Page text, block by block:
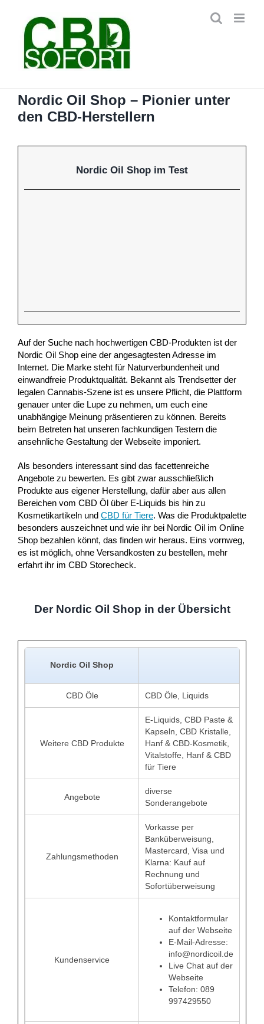
springen
Nordic Oil Shop – Pionier unter
den CBD-Herstellern
Nordic Oil Shop im Test
Auf der Suche nach hochwertigen CBD-Produkten ist der
Nordic Oil Shop eine der angesagtesten Adresse im
Internet. Die Marke steht für Naturverbundenheit und
einwandfreie Produktqualität. Bekannt als Trendsetter der
legalen Cannabis-Szene ist es unsere Pflicht, die Plattform
genauer unter die Lupe zu nehmen, um euch eine
unabhängige Meinung präsentieren zu können. Bereits
beim Betreten hat unseren fachkundigen Testern die
ansehnliche Gestaltung der Webseite imponiert.
Als besonders interessant sind das facettenreiche
Angebote zu bewerten. Es gibt zwar ausschließlich
Produkte aus eigener Herstellung, dafür aber aus allen
Bereichen vom CBD Öl über E-Liquids bis hin zu
Kosmetikartikeln und CBD für Tiere. Was die Produktpalette
besonders auszeichnet und wie ihr bei Nordic Oil im Online
Shop bezahlen könnt, das finden wir heraus. Eins vornweg,
es ist möglich, ohne Versandkosten zu bestellen, mehr
erfahrt ihr im CBD Storecheck.
Der Nordic Oil Shop in der Übersicht
Nordic Oil Shop
CBD Öle CBD Öle, Liquids
Weitere CBD Produkte
E-Liquids, CBD Paste &
Kapseln, CBD Kristalle,
Hanf & CBD-Kosmetik,
Vitalstoffe, Hanf & CBD
für Tiere
Angebote
diverse
Sonderangebote
Zahlungsmethoden
Vorkasse per
Banküberweisung,
Mastercard, Visa und
Klarna: Kauf auf
Rechnung und
Sofortüberweisung
Kundenservice
Kontaktformular
auf der Webseite
E-Mail-Adresse:
info@nordicoil.de
Live Chat auf der
Webseite
Telefon: 089
997429550